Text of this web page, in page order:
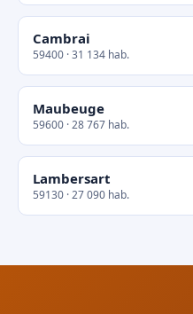
Cambrai
59400 · 31 134 hab.
Maubeuge
59600 · 28 767 hab.
Lambersart
59130 · 27 090 hab.